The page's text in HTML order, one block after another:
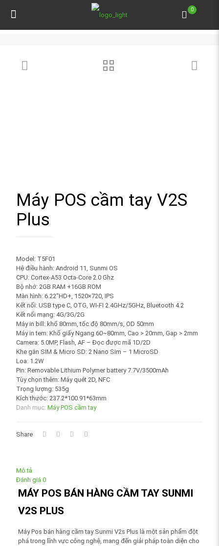
0
Máy POS cầm tay V2S
Plus
Model: T5F01
Hệ điều hành: Android 11, Sunmi OS
CPU: Cortex-A53 Octa-Core 2.0 Ghz
Bộ nhớ: 2GB RAM +16GB ROM
Màn hình: 6.22″HD+, 1520×720, IPS
Kết nối: USB type C, OTG, WI-FI 2.4GHz/5GHz, Bluetooth 4.2
Kết nối mạng: 4G/3G/2G
Máy in bill: khổ 80mm, tốc độ 80mm/s, OD 50mm
Máy in tem: Khổ giấy Ngang 60~80mm, Cao > 20mm, Gap > 2mm
Camera: 5.0MP, Flash, AF – Đọc được mã 1D/2D
Khe gắn SIM & Micro SD: 2 Nano Sim – 1 MicroSD
Loa: 1.2W
Pin: Removable Lithium Polymer battery 7.7V/3500mAh
Tùy chọn thêm: Máy quét 2D, NFC
Trọng lượng: 535g
Kích thước: 237.2*100.91*63mm
Danh mục: Máy POS cầm tay
Share
Mô tả
Đánh giá 0
MÁY POS BÁN HÀNG CẦM TAY SUNMI
V2S PLUS
Máy Pos bán hàng cầm tay Sunmi V2s Plus là một sản phẩm đột
phá trong lĩnh vực công nghệ, mang đến giải pháp toàn diện cho